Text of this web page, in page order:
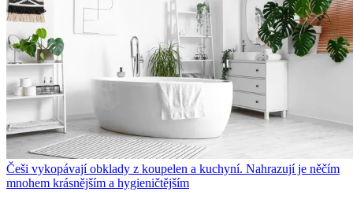
Češi vykopávají obklady z koupelen a kuchyní. Nahrazují je něčím
mnohem krásnějším a hygieničtějším